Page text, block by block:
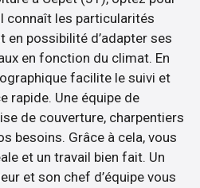
connaît les particularités
en possibilité d’adapter ses
en fonction du climat. En
facilite le suivi et
rapide. Une équipe de
de couverture, charpentiers
besoins. Grâce à cela, vous
et un travail bien fait. Un
et son chef d’équipe vous